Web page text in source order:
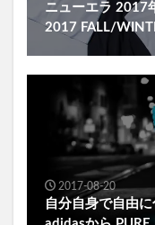
ニューエラ 2017
2017 FALL/
2017-08-20
自分自身で自由